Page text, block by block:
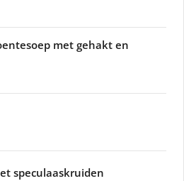
met gehakt en
speculaaskruiden